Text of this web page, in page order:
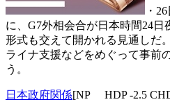
・
に、G7外相会合が日本時間24
形式も交えて開かれる見通しだ
ライナ支援などをめぐって事前
う。
日本政府関係[NP HDP -2.5